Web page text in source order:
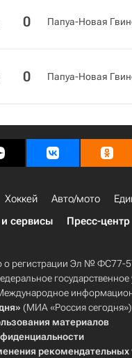
0 Папуа-Новая
0 Папуа-Новая
Хоккей Авто/мото
сервисы Пресс-центр
о регистрации Эл № ФС77-
государственное
(МИА «Россия
материалов
рекомендательных